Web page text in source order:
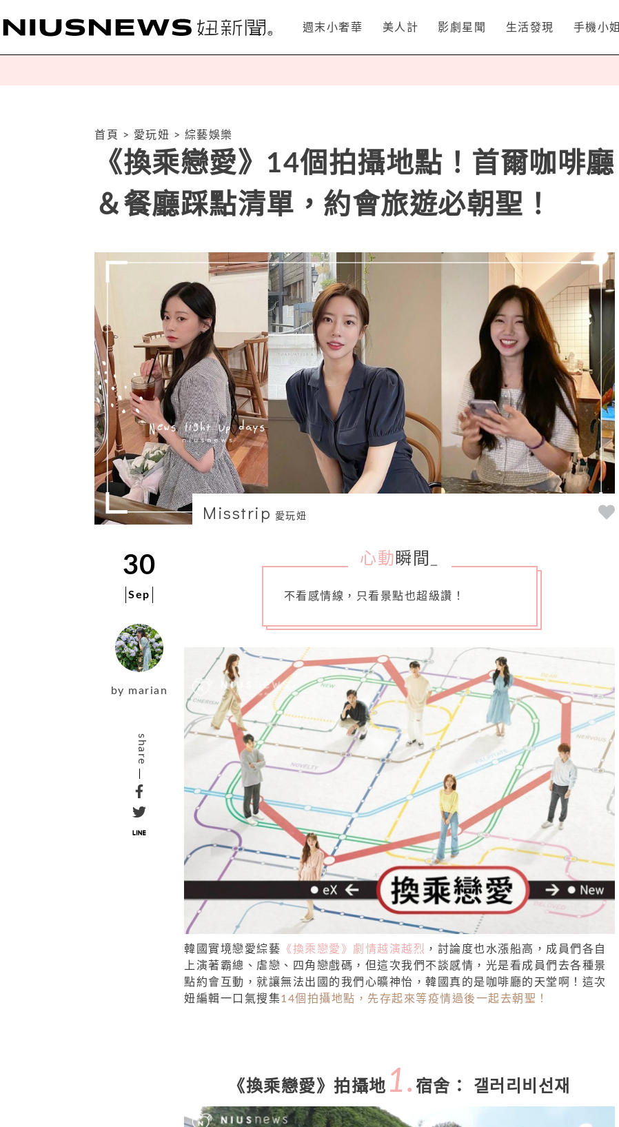
週末小奢華 美人計 影劇星聞 生活發現 手機小姐
首頁 > 愛玩妞 > 綜藝娛樂
《換乘戀愛》14個拍攝地點！首爾咖啡廳
＆餐廳踩點清單，約會旅遊必朝聖！
Misstrip 愛玩妞
30
Sep
by marian
share
心動 瞬間
不看感情線，只看景點也超級讚！
韓國實境戀愛綜藝 《換乘戀愛》劇情越演越烈 ，討論度也水漲船高，成員們各自
上演著霸總、虐戀、四角戀戲碼，但這次我們不談感情，光是看成員們去各種景
點約會互動，就讓無法出國的我們心曠神怡，韓國真的是咖啡廳的天堂啊！這次
妞編輯一口氣搜集14個拍攝地點，先存起來等疫情過後一起去朝聖！
《換乘戀愛》拍攝地 1. 宿舍： 갤러리비선재